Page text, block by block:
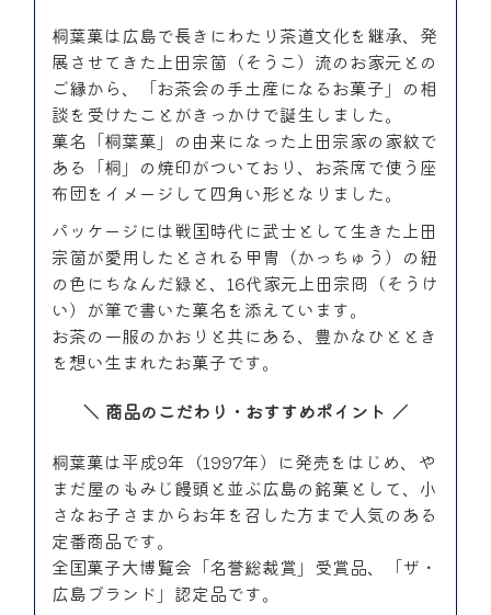
桐葉菓は広島で長きにわたり茶道文化を継承、発
展させてきた上田宗箇（そうこ）流のお家元との
ご縁から、「お茶会の手土産になるお菓子」の相
談を受けたことがきっかけで誕生しました。
菓名「桐葉菓」の由来になった上田宗家の家紋で
ある「桐」の焼印がついており、お茶席で使う座
布団をイメージして四角い形となりました。
パッケージには戦国時代に武士として生きた上田
宗箇が愛用したとされる甲冑（かっちゅう）の紐
の色にちなんだ緑と、16代家元上田宗冏（そうけ
い）が筆で書いた菓名を添えています。
お茶の一服のかおりと共にある、豊かなひととき
を想い生まれたお菓子です。
商品のこだわり・おすすめポイント
桐葉菓は平成9年（1997年）に発売をはじめ、や
まだ屋のもみじ饅頭と並ぶ広島の銘菓として、小
さなお子さまからお年を召した方まで人気のある
定番商品です。
全国菓子大博覧会「名誉総裁賞」受賞品、「ザ・
広島ブランド」認定品です。